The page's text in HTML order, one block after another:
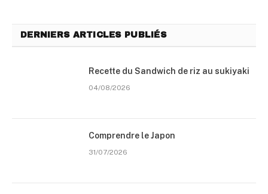
DERNIERS ARTICLES PUBLIÉS
Recette du Sandwich de riz au sukiyaki
04/08/2026
Comprendre le Japon
31/07/2026